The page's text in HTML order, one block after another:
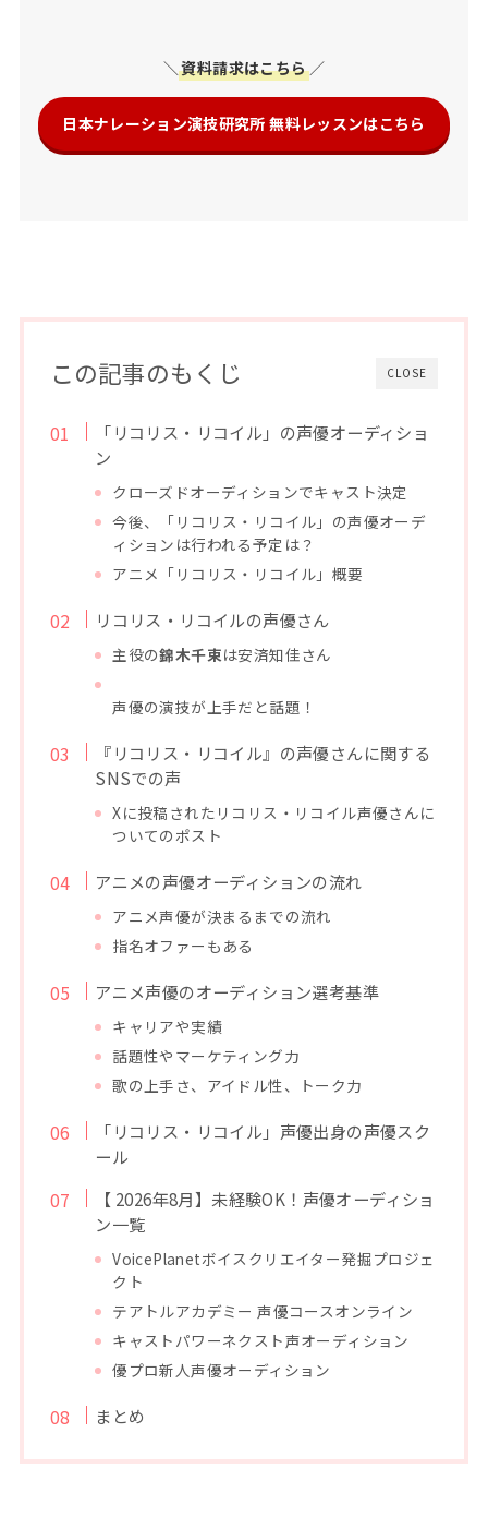
＼資料請求はこちら／
日本ナレーション演技研究所 無料レッスンはこちら
CLOSE
この記事のもくじ
「リコリス・リコイル」の声優オーディショ
ン
クローズドオーディションでキャスト決定
今後、「リコリス・リコイル」の声優オーデ
ィションは行われる予定は？
アニメ「リコリス・リコイル」概要
リコリス・リコイルの声優さん
主役の錦木千束は安済知佳さん
声優の演技が上手だと話題！
『リコリス・リコイル』の声優さんに関する
SNSでの声
Xに投稿されたリコリス・リコイル声優さんに
ついてのポスト
アニメの声優オーディションの流れ
アニメ声優が決まるまでの流れ
指名オファーもある
アニメ声優のオーディション選考基準
キャリアや実績
話題性やマーケティング力
歌の上手さ、アイドル性、トーク力
「リコリス・リコイル」声優出身の声優スク
ール
【 2026年8月】未経験OK！声優オーディショ
ン一覧
VoicePlanetボイスクリエイター発掘プロジェ
クト
テアトルアカデミー 声優コースオンライン
キャストパワーネクスト声オーディション
優プロ新人声優オーディション
まとめ